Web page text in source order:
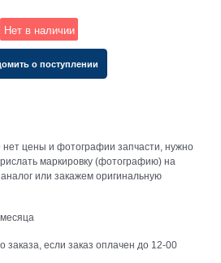
Нет в наличии
о поступлении
нет цены и фотографии запчасти, нужно
маркировку (фотографию) на
или закажем оригинальную
заказа, если заказ оплачен до 12-00